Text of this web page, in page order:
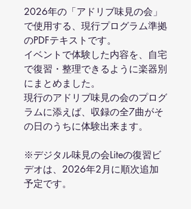
2026年の「アドリブ味見の会」
で使用する、現行プログラム準拠
のPDFテキストです。
イベントで体験した内容を、自宅
で復習・整理できるように楽器別
にまとめました。
現行のアドリブ味見の会のプログ
ラムに添えば、収録の全7曲がそ
の日のうちに体験出来ます。
※デジタル味見の会Liteの復習ビ
デオは、2026年2月に順次追加
予定です。